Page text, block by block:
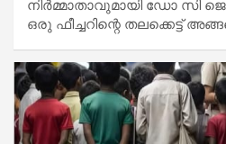
നിര്‍മ്മാതാവുമായി ഡോ സി
ഒരു ഫീച്ചറിന്റെ തലക്കെട്ട്